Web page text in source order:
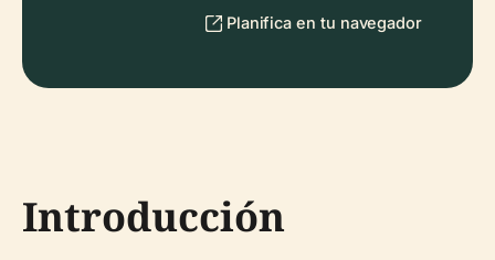
Planifica en tu navegador
Introducción